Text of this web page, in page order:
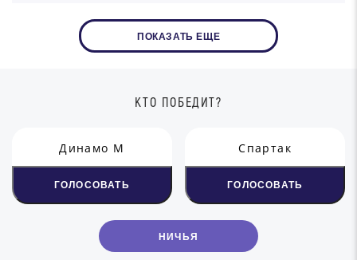
ПОКАЗАТЬ ЕЩЕ
КТО ПОБЕДИТ?
Динамо М
ГОЛОСОВАТЬ
НИЧЬЯ
Спартак
ГОЛОСОВАТЬ